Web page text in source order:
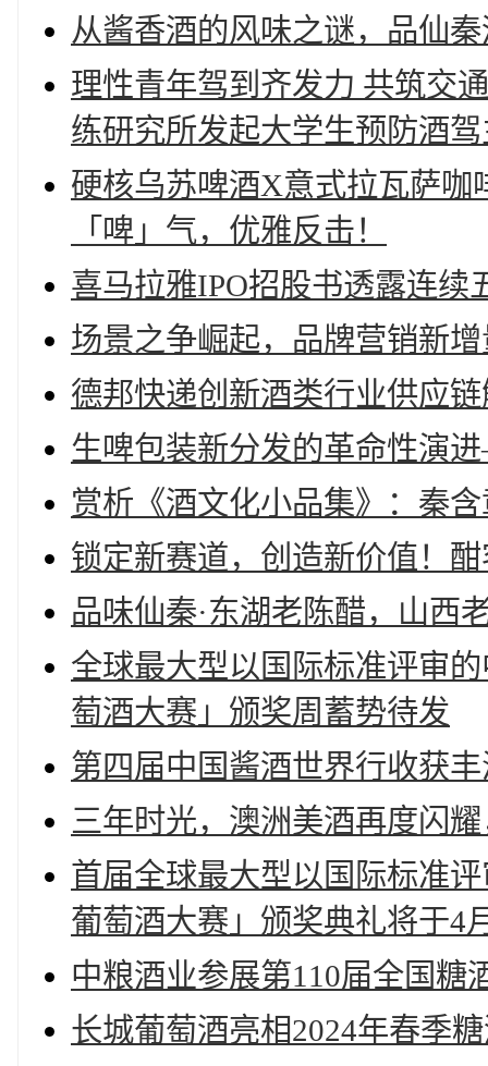
从酱香酒的风味之谜，品仙
理性青年驾到齐发力 共筑交
练研究所发起大学生预防酒
硬核乌苏啤酒X意式拉瓦萨咖
「啤」气，优雅反击！
喜马拉雅IPO招股书透露连续
场景之争崛起，品牌营销新
德邦快递创新酒类行业供应
生啤包装新分发的革命性演
赏析《酒文化小品集》：秦
锁定新赛道，创造新价值！
品味仙秦·东湖老陈醋，山西
全球最大型以国际标准评审
萄酒大赛」颁奖周蓄势待发
第四届中国酱酒世界行收获
三年时光，澳洲美酒再度闪
首届全球最大型以国际标准
葡萄酒大赛」颁奖典礼将于4
中粮酒业参展第110届全国糖
长城葡萄酒亮相2024年春季